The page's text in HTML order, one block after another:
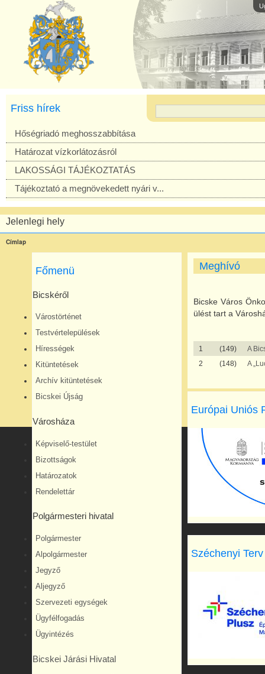
Friss hírek
Hőségriadó meghosszabbítása
Határozat vízkorlátozásról
LAKOSSÁGI TÁJÉKOZTATÁS
Tájékoztató a megnövekedett nyári v...
Jelenlegi hely
Címlap
Főmenü
Bicskéről
Várostörténet
Testvértelepülések
Hírességek
Kitüntetések
Archív kitüntetések
Bicskei Újság
Városháza
Képviselő-testület
Bizottságok
Határozatok
Rendelettár
Polgármesteri hivatal
Polgármester
Alpolgármester
Jegyző
Aljegyző
Szervezeti egységek
Ügyfélfogadás
Ügyintézés
Bicskei Járási Hivatal
Meghívó
Bicske Város
ülést tart a
1 (149)
A
2
(148) A
Európai Uniós
Széchenyi